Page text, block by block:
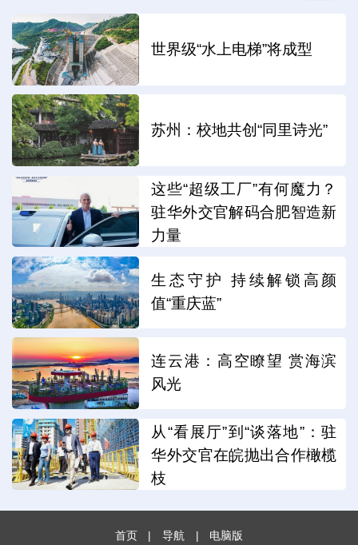
世界级“水上电梯”将成型
苏州：校地共创“同里诗光”
这些“超级工厂”有何魔力？
驻华外交官解码合肥智造新
力量
生态守护 持续解锁高颜
值“重庆蓝”
连云港：高空瞭望 赏海滨
风光
从“看展厅”到“谈落地”：驻
华外交官在皖抛出合作橄榄
枝
首页 | 导航 | 电脑版